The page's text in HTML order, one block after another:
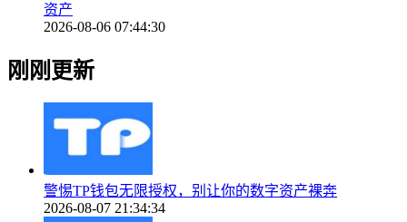
资产
2026-08-06 07:44:30
刚刚更新
警惕TP钱包无限授权，别让你的数字资产裸奔
2026-08-07 21:34:34